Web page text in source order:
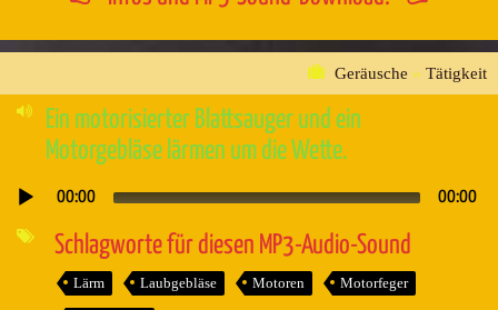
Geräusche » Tätigkeit
Ein motorisierter Blattsauger und ein
Motorgebläse lärmen um die Wette.
Audio-
00:00 00:00
Schlagworte für diesen MP3-Audio-Sound
Lärm Laubgebläse Motoren Motorfeger